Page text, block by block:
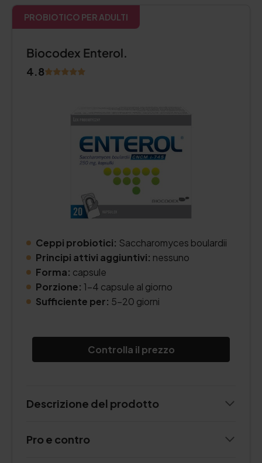
PROBIOTICO PER ADULTI
Biocodex Enterol.
4.8
Ceppi probiotici: Saccharomyces boulardii
Principi attivi aggiuntivi: nessuno
Forma: capsule
Porzione: 1-4 capsule al giorno
Sufficiente per: 5-20 giorni
Controlla il prezzo
Descrizione del prodotto
Pro e contro